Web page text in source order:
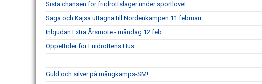
Sista chansen för friidrottsläger under sportlovet
Saga och Kajsa uttagna till Nordenkampen 11 februari
Inbjudan Extra Årsmöte - måndag 12 feb
Öppettider för Friidrottens Hus
Guld och silver på mångkamps-SM!